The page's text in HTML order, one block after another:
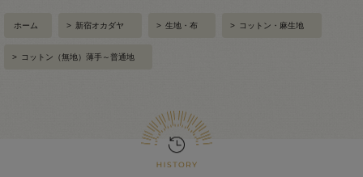
ホーム > 新宿オカダヤ > 生地・布 > コットン・麻生地
> コットン（無地）薄手～普通地